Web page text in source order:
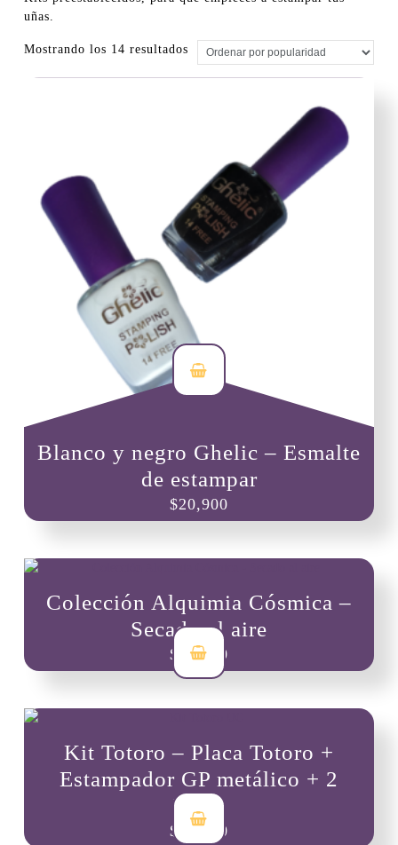
uñas.
Mostrando los 14 resultados Ordenado
por
Blanco y negro Ghelic – Esmalte
de estampar
$20,900
Colección Alquimia Cósmica –
Secado al aire
$ 96,000
Kit Totoro – Placa Totoro +
Estampador GP metálico + 2
Driut
$ 55,000